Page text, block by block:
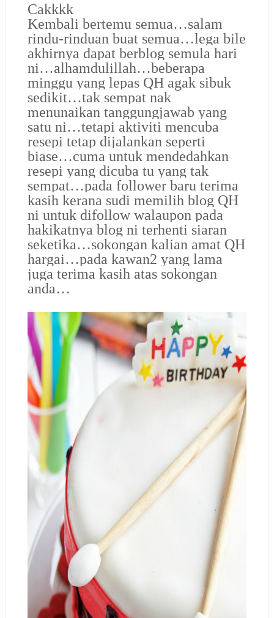
Cakkkk
Kembali bertemu semua…salam
rindu-rinduan buat semua…lega bile
akhirnya dapat berblog semula hari
ni…alhamdulillah…beberapa
minggu yang lepas QH agak sibuk
sedikit…tak sempat nak
menunaikan tanggungjawab yang
satu ni…tetapi aktiviti mencuba
resepi tetap dijalankan seperti
biase…cuma untuk mendedahkan
resepi yang dicuba tu yang tak
sempat…pada follower baru terima
kasih kerana sudi memilih blog QH
ni untuk difollow walaupon pada
hakikatnya blog ni terhenti siaran
seketika…sokongan kalian amat QH
hargai…pada kawan2 yang lama
juga terima kasih atas sokongan
anda…